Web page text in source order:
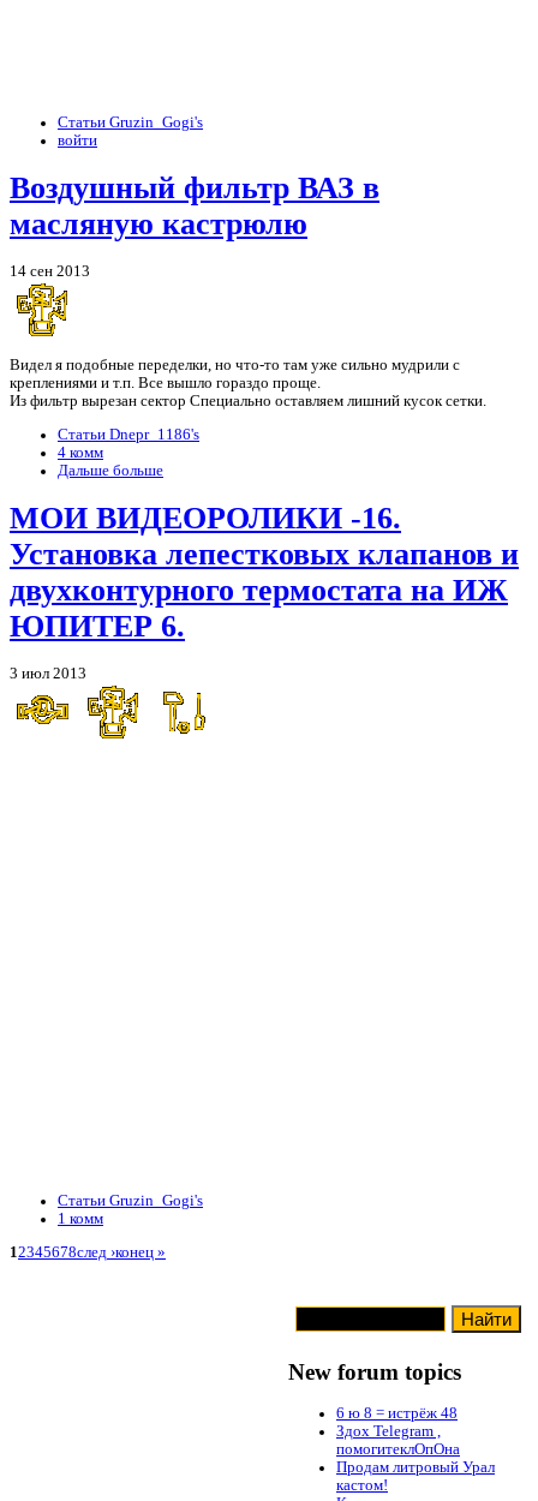
Статьи Gruzin_Gogi's
войти
Воздушный фильтр ВАЗ в
масляную кастрюлю
14 сен 2013
Видел я подобные переделки, но что-то там уже сильно мудрили с
креплениями и т.п. Все вышло гораздо проще.
Из фильтр вырезан сектор Специально оставляем лишний кусок сетки.
Статьи Dnepr_1186's
4 комм
Дальше больше
МОИ ВИДЕОРОЛИКИ -16.
Установка лепестковых клапанов и
двухконтурного термостата на ИЖ
ЮПИТЕР 6.
3 июл 2013
Статьи Gruzin_Gogi's
1 комм
12345678след ›конец »
New forum topics
6 ю 8 = истрёж 48
Здох Telegram ,
помогитеклОпОна
Продам литровый Урал
кастом!